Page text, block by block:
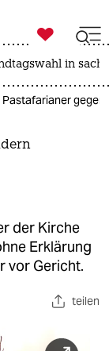

taz zahl ich
in
gegen
der Kirche
Erklärung
vor Gericht.
teilen